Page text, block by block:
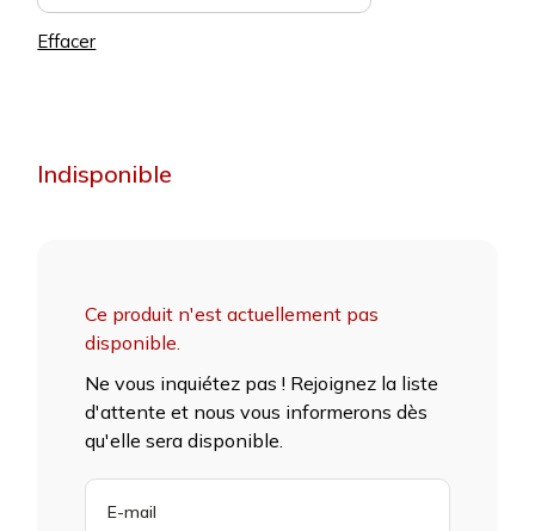
Effacer
Indisponible
Ce produit n'est actuellement pas
disponible.
Ne vous inquiétez pas ! Rejoignez la liste
d'attente et nous vous informerons dès
qu'elle sera disponible.
VOTRE